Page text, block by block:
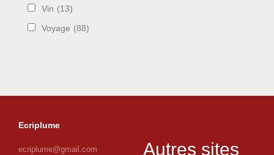
Vin (13)
Voyage (88)
Ecriplume
ecriplume@gmail.com Autres sites